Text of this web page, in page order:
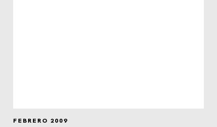
FEBRERO 2009